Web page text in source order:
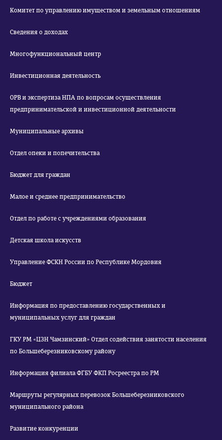
Комитет по управлению имуществом и земельным отношениям
Сведения о доходах
Многофункциональный центр
Инвестиционная деятельность
ОРВ и экспертиза НПА по вопросам осуществления
предпринимательской и инвестиционной деятельности
Муниципальные архивы
Отдел опеки и попечительства
Бюджет для граждан
Малое и среднее предпринимательство
Отдел по работе с учреждениями образования
Детская школа искусств
Управление ФСКН России по Республике Мордовия
Бюджет
Информация по предоставлению государственных и
муниципальных услуг для граждан
ГКУ РМ «ЦЗН Чамзинский» Отдел содействия занятости населения
по Большеберезниковскому району
Информация филиала ФГБУ ФКП Росреестра по РМ
Маршруты регулярных перевозок Большеберезниковского
муниципального района
Развитие конкуренции